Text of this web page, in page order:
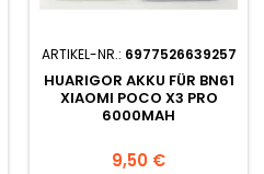
ARTIKEL-NR.: 6977526639257
HUARIGOR AKKU FÜR BN61
XIAOMI POCO X3 PRO
6000MAH
9,50 €